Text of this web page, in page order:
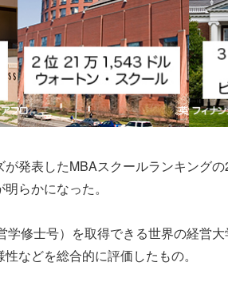
発表したMBAスクールランキング
らかになった。
学修士号）を取得できる世界の経営
などを総合的に評価したもの。